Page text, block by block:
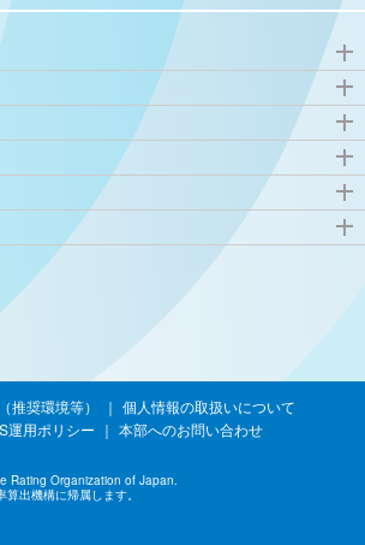
推奨環境等） ｜ 個人情報の取扱いについて
運用ポリシー ｜ 本部へのお問い合わせ
Rating Organization of Japan.
出機構に帰属します。